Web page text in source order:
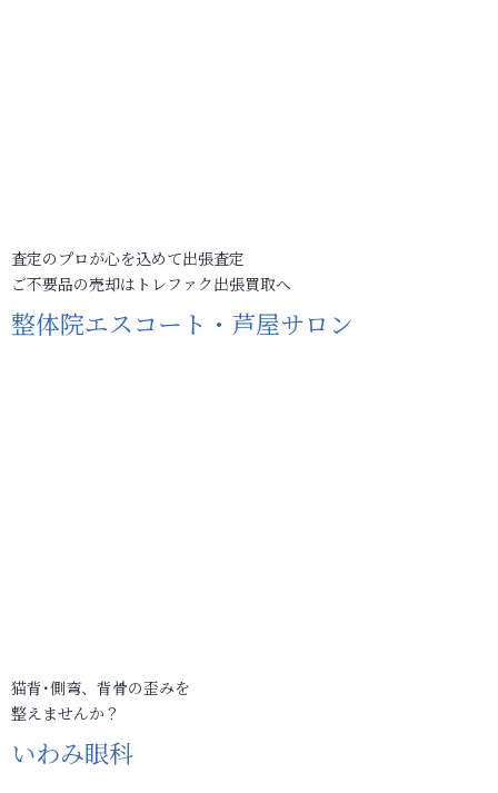
査定のプロが心を込めて出張査定
ご不要品の売却はトレファク出張買取へ
整体院エスコート・芦屋サロン
猫背･側弯、背骨の歪みを
整えませんか？
いわみ眼科